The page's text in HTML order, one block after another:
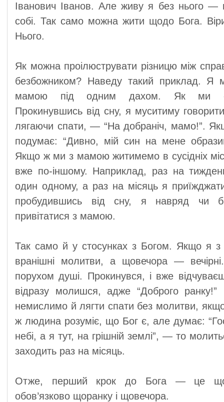
Іванович Іванов. Але живу я без нього
собі. Так само можна жити щодо Бога.
Нього.
Як можна проілюструвати різницю між
безбожником? Наведу такий приклад. Я
мамою під одним дахом. Як ми
Прокинувшись від сну, я муситиму
лягаючи спати, — “На добраніч, мамо!”.
подумає: “Дивно, мій син на мене
Якщо ж ми з мамою житимемо в сусідніх
вже по-іншому. Наприклад, раз на
один одному, а раз на місяць я
пробудившись від сну, я навряд чи
привітатися з мамою.
Так само й у стосунках з Богом. Якщо я
вранішні молитви, а щовечора —
порухом душі. Прокинувся, і вже
відразу молишся, адже “Доброго
немислимо й лягти спати без молитви,
ж людина розуміє, що Бог є, але думає:
небі, а я тут, на грішній землі”, — то
заходить раз на місяць.
Отже, перший крок до Бога — це
обов’язково щоранку і щовечора.